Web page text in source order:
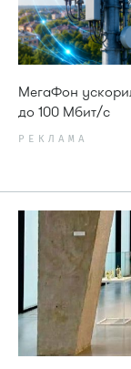
МегаФон
до 100 Мбит/с
РЕКЛАМА